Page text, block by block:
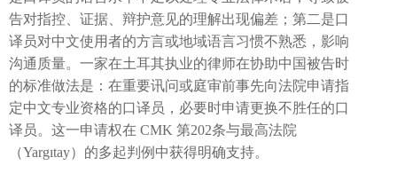
告对指控、证据、辩护意见的理解出现偏差；第二是口
译员对中文使用者的方言或地域语言习惯不熟悉，影响
沟通质量。一家在土耳其执业的律师在协助中国被告时
的标准做法是：在重要讯问或庭审前事先向法院申请指
定中文专业资格的口译员，必要时申请更换不胜任的口
译员。这一申请权在 CMK 第202条与最高法院
（Yargıtay）的多起判例中获得明确支持。